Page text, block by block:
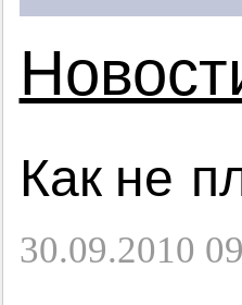
Как не
30.09.2010